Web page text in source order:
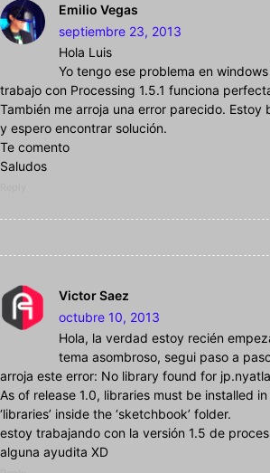
Emilio Vegas
septiembre 23, 2013
Hola Luis
Yo tengo ese problema en
trabajo con Processing 1.5.1 funciona
También me arroja una error parecido. Estoy
y espero encontrar solución.
Te comento
Saludos
Victor Saez
octubre 10, 2013
Hola, la verdad estoy recién
tema asombroso, segui paso a
arroja este error: No library found for
As of release 1.0, libraries must be installed
‘libraries’ inside the ‘sketchbook’ folder.
estoy trabajando con la versión 1.5 de
alguna ayudita XD